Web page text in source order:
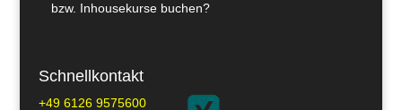
bzw. Inhousekurse buchen?
Schnellkontakt
+49 6126 9575600